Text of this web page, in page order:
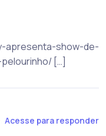
apresenta-show-de-
[…]
Acesse para responder